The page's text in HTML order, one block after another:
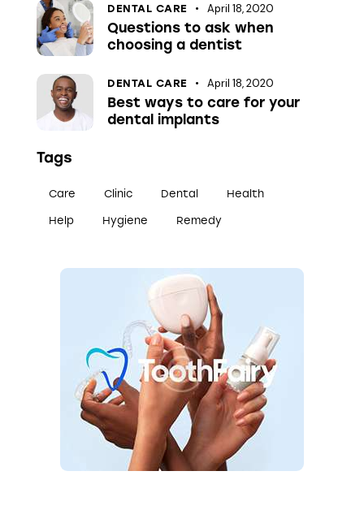
DENTAL CARE April 18, 2020
Questions to ask when
choosing a dentist
DENTAL CARE April 18, 2020
Best ways to care for your
dental implants
Tags
Care Clinic Dental Health
Help Hygiene Remedy